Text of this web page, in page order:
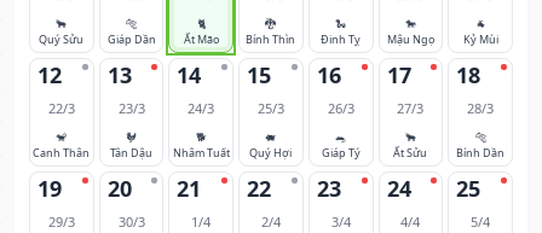
🐂
Quý Sửu
🐅
Giáp Dần
🐈
Ất Mão
🐉
Bính Thìn
🐍
Đinh Tỵ
🐎
Mậu Ngọ
🐐
Kỷ Mùi
12
22/3
🐒
Canh Thân
13
23/3
🐓
Tân Dậu
14
24/3
🐕
Nhâm Tuất
15
25/3
🐖
Quý Hợi
16
26/3
🐀
Giáp Tý
17
27/3
🐂
Ất Sửu
18
28/3
🐅
Bính Dần
19
29/3
20
30/3
21
1/4
22
2/4
23
3/4
24
4/4
25
5/4